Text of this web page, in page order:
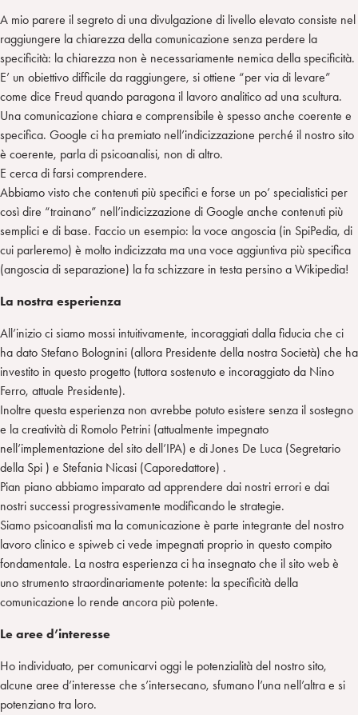
A mio parere il segreto di una divulgazione di livello elevato consiste nel
raggiungere la chiarezza della comunicazione senza perdere la
specificità: la chiarezza non è necessariamente nemica della specificità.
E’ un obiettivo difficile da raggiungere, si ottiene “per via di levare”
come dice Freud quando paragona il lavoro analitico ad una scultura.
Una comunicazione chiara e comprensibile è spesso anche coerente e
specifica. Google ci ha premiato nell’indicizzazione perché il nostro sito
è coerente, parla di psicoanalisi, non di altro.
E cerca di farsi comprendere.
Abbiamo visto che contenuti più specifici e forse un po’ specialistici per
così dire “trainano” nell’indicizzazione di Google anche contenuti più
semplici e di base. Faccio un esempio: la voce angoscia (in SpiPedia, di
cui parleremo) è molto indicizzata ma una voce aggiuntiva più specifica
(angoscia di separazione) la fa schizzare in testa persino a Wikipedia!
La nostra esperienza
All’inizio ci siamo mossi intuitivamente, incoraggiati dalla fiducia che ci
ha dato Stefano Bolognini (allora Presidente della nostra Società) che ha
investito in questo progetto (tuttora sostenuto e incoraggiato da Nino
Ferro, attuale Presidente).
Inoltre questa esperienza non avrebbe potuto esistere senza il sostegno
e la creatività di Romolo Petrini (attualmente impegnato
nell’implementazione del sito dell’IPA) e di Jones De Luca (Segretario
della Spi ) e Stefania Nicasi (Caporedattore) .
Pian piano abbiamo imparato ad apprendere dai nostri errori e dai
nostri successi progressivamente modificando le strategie.
Siamo psicoanalisti ma la comunicazione è parte integrante del nostro
lavoro clinico e spiweb ci vede impegnati proprio in questo compito
fondamentale. La nostra esperienza ci ha insegnato che il sito web è
uno strumento straordinariamente potente: la specificità della
comunicazione lo rende ancora più potente.
Le aree d’interesse
Ho individuato, per comunicarvi oggi le potenzialità del nostro sito,
alcune aree d’interesse che s’intersecano, sfumano l’una nell’altra e si
potenziano tra loro.